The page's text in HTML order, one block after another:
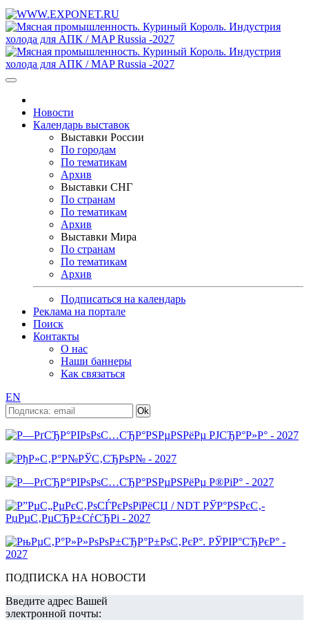
Новости
Календарь выставок
Выставки России
По городам
По тематикам
Архив
Выставки СНГ
По странам
По тематикам
Архив
Выставки Мира
По странам
По тематикам
Архив
Подписаться на календарь
Реклама на портале
Поиск
Контакты
О нас
Наши баннеры
Как связаться
EN
ПОДПИСКА НА НОВОСТИ
Введите адрес Вашей
электронной почты: